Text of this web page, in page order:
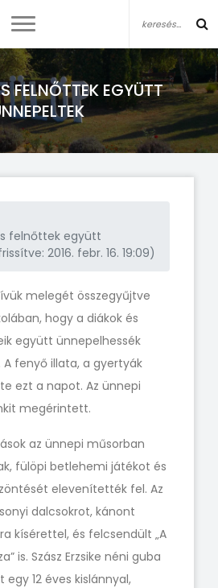
FELNŐTTEK EGYÜTT
felnőttek együtt
2016. febr. 16. 19:09)
melegét összegyűjtve
hogy a diákok és
együtt ünnepelhessék
A fenyő illata, a gyertyák
ezt a napot. Az ünnepi
megérintett.
az ünnepi műsorban
fülöpi betlehemi játékot és
elevenítették fel. Az
dalcsokrot, kánont
kísérettel, és felcsendült „A
is. Szász Erzsike néni guba
12 éves kislánnyal,